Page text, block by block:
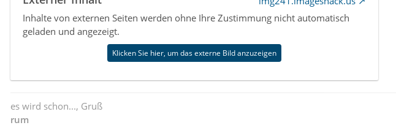
Inhalte von externen Seiten werden ohne Ihre Zustimmung nicht automatisch
geladen und angezeigt.
Klicken Sie hier, um das externe Bild anzuzeigen
es wird schon..., Gruß
rum